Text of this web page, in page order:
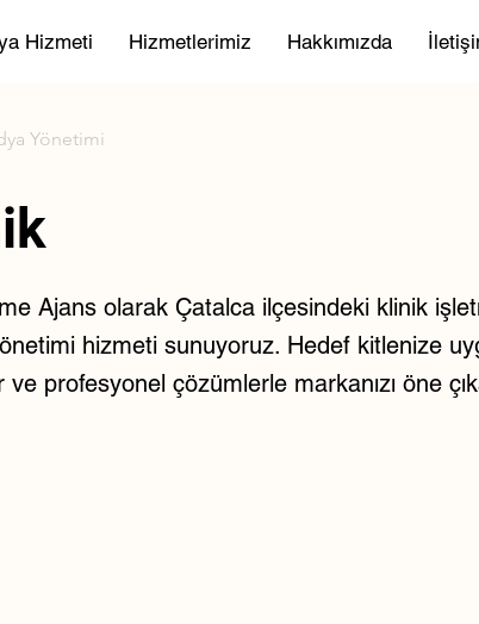
Hizmeti Hizmetlerimiz Hakkımızda
Yönetimi
Ajans olarak Çatalca ilçesindeki klinik
hizmeti sunuyoruz. Hedef kitlenize
profesyonel çözümlerle markanızı öne